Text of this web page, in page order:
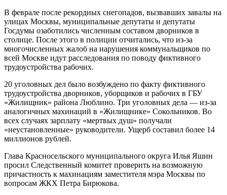
В феврале после рекордных снегопадов, вызвавших завалы на
улицах Москвы, муниципальные депутаты и депутаты
Госдумы озаботились численным составом дворников в
столице. После этого в полиции отчитались, что из-за
многочисленных жалоб на нарушения коммунальщиков по
всей Москве идут расследования по поводу фиктивного
трудоустройства рабочих.
20 уголовных дел было возбуждено по факту фиктивного
трудоустройства дворников, уборщиков и рабочих в ГБУ
«Жилищник» района Люблино. Три уголовных дела — из-за
аналогичных махинаций в «Жилищнике» Сокольников. Во
всех случаях зарплату «мертвых душ» получали
«неустановленные» руководители. Ущерб составил более 14
миллионов рублей.
Глава Красносельского муниципального округа Илья Яшин
просил Следственный комитет проверить на возможную
причастность к махинациям заместителя мэра Москвы по
вопросам ЖКХ Петра Бирюкова.